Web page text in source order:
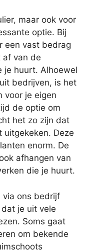
maar ook voor
optie. Bij
een vast bedrag
af van de
je huurt. Alhoewel
bedrijven, is het
voor je eigen
de optie om
het zo zijn dat
uitgekeken. Deze
enorm. De
afhangen van
die je huurt.
via ons bedrijf
je uit vele
Soms gaat
om bekende